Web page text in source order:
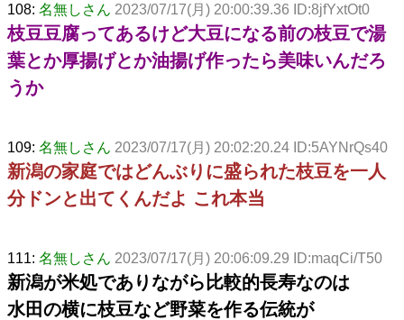
108: 名無しさん 2023/07/17(月) 20:00:39.36 ID:8jfYxtOt0
枝豆豆腐ってあるけど大豆になる前の枝豆で湯
葉とか厚揚げとか油揚げ作ったら美味いんだろ
うか
109: 名無しさん 2023/07/17(月) 20:02:20.24 ID:5AYNrQs40
新潟の家庭ではどんぶりに盛られた枝豆を一人
分ドンと出てくんだよ これ本当
111: 名無しさん 2023/07/17(月) 20:06:09.29 ID:maqCi/T50
新潟が米処でありながら比較的長寿なのは
水田の横に枝豆など野菜を作る伝統が